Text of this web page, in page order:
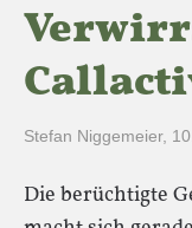
Stefan Niggemeier,
Die berüchtigte